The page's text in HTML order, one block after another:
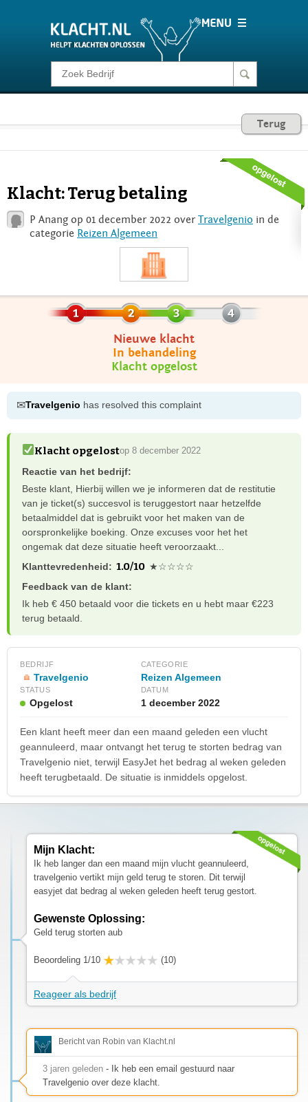
Klacht melden
Consumentenrecht Terug
Klacht: Terug betaling
P Anang op 01 december 2022 overTravelgenio in de
categorie Reizen Algemeen
Nieuwe klacht
In behandeling
Klacht opgelost
✉Travelgenio has resolved this complaint
Klacht opgelostop 8 december 2022
Reactie van het bedrijf:
Beste klant, Hierbij willen we je informeren dat de restitutie
van je ticket(s) succesvol is teruggestort naar hetzelfde
betaalmiddel dat is gebruikt voor het maken van de
oorspronkelijke boeking. Onze excuses voor het het
ongemak dat deze situatie heeft veroorzaakt...
Klanttevredenheid: 1.0/10 ★☆☆☆☆
Feedback van de klant:
Ik heb € 450 betaald voor die tickets en u hebt maar €223
terug betaald.
BEDRIJF
Travelgenio
CATEGORIE
Reizen Algemeen
STATUS
Opgelost
DATUM
1 december 2022
Een klant heeft meer dan een maand geleden een vlucht
geannuleerd, maar ontvangt het terug te storten bedrag van
Travelgenio niet, terwijl EasyJet het bedrag al weken geleden
heeft terugbetaald. De situatie is inmiddels opgelost.
Mijn Klacht:
Ik heb langer dan een maand mijn vlucht geannuleerd,
travelgenio vertikt mijn geld terug te storen. Dit terwijl
easyjet dat bedrag al weken geleden heeft terug gestort.
Gewenste Oplossing:
Geld terug storten aub
Beoordeling 1/10 (10)
Reageer als bedrijf
Bericht van Robin van Klacht.nl
3 jaren geleden - Ik heb een email gestuurd naar
Travelgenio over deze klacht.